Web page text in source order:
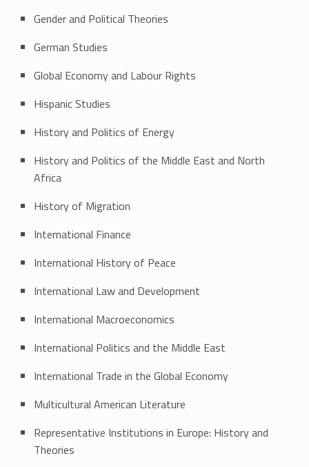
Gender and Political Theories
German Studies
Global Economy and Labour Rights
Hispanic Studies
History and Politics of Energy
History and Politics of the Middle East and North
Africa
History of Migration
International Finance
International History of Peace
International Law and Development
International Macroeconomics
International Politics and the Middle East
International Trade in the Global Economy
Multicultural American Literature
Representative Institutions in Europe: History and
Theories